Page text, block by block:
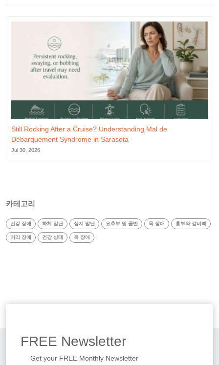
Still Rocking After a Cruise? Understanding Mal de
Débarquement Syndrome in Sarasota
Jul 30, 2026
카테고리
건강 장애 하체 말단 상지 말단 요추부 및 골반 목 장애 흉부와 갈비뼈
머리 장애 건강 상태 목 장애
FREE Newsletter
Get your FREE Monthly Newsletter